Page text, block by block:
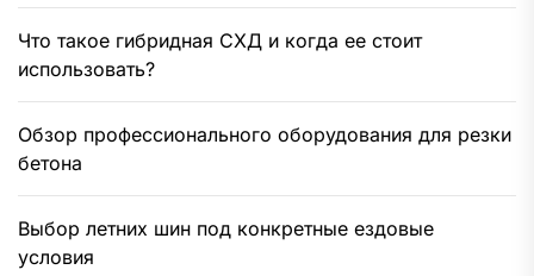
Что такое гибридная СХД и когда ее стоит
использовать?
Обзор профессионального оборудования для резки
бетона
Выбор летних шин под конкретные ездовые
условия